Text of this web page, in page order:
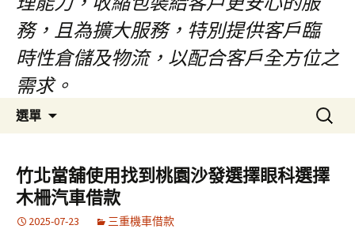
務，且為擴大服務，特別提供客戶臨
時性倉儲及物流，以配合客戶全方位之
需求。
選單
容
區
搜
尋
鍵
字:
竹北當舖使用找到桃園沙發選擇眼科選擇
木柵汽車借款
2025-07-23 三重機車借款